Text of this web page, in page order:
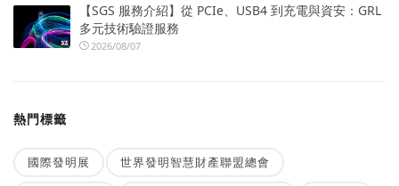
【SGS 服務介紹】從 PCIe、USB4 到充電與資安：GRL
多元技術驗證服務
2026/08/07
熱門標籤
國際發明展 世界發明智慧財產聯盟總會